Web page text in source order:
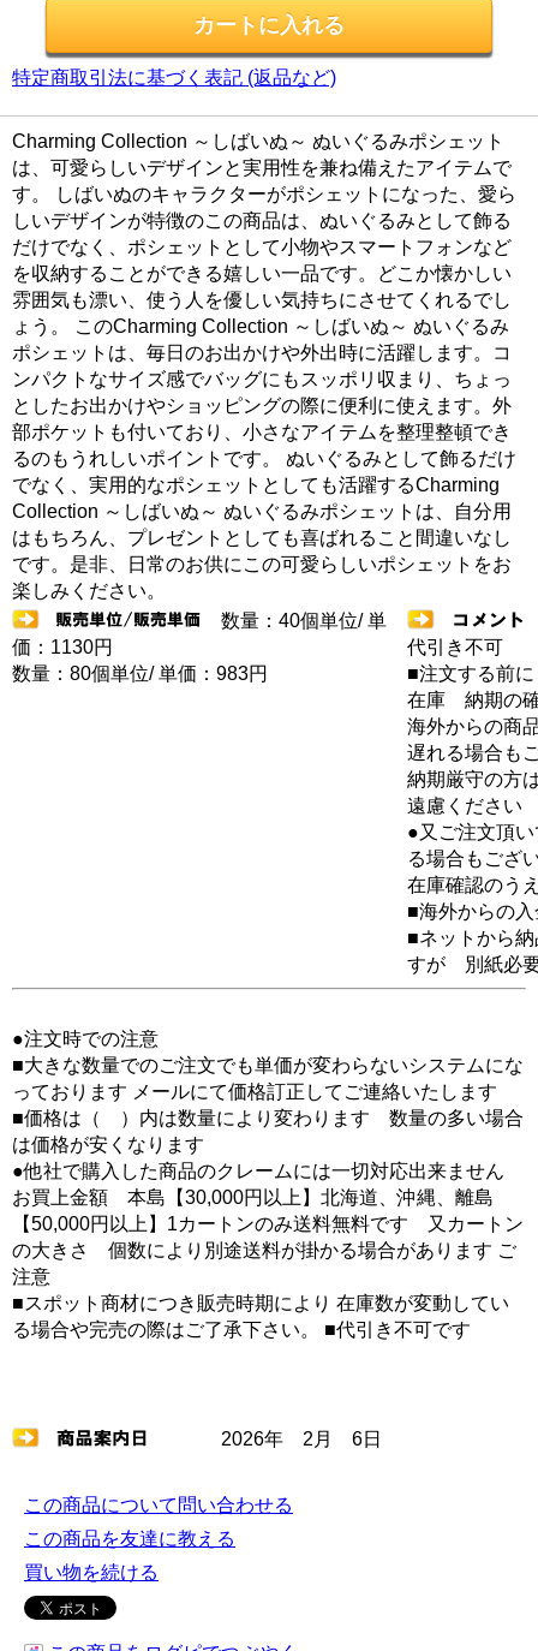
特定商取引法に基づく表記 (返品など)
Charming Collection ～しばいぬ～ ぬいぐるみポシェット
は、可愛らしいデザインと実用性を兼ね備えたアイテムで
す。 しばいぬのキャラクターがポシェットになった、愛ら
しいデザインが特徴のこの商品は、ぬいぐるみとして飾る
だけでなく、ポシェットとして小物やスマートフォンなど
を収納することができる嬉しい一品です。どこか懐かしい
雰囲気も漂い、使う人を優しい気持ちにさせてくれるでし
ょう。 このCharming Collection ～しばいぬ～ ぬいぐるみ
ポシェットは、毎日のお出かけや外出時に活躍します。コ
ンパクトなサイズ感でバッグにもスッポリ収まり、ちょっ
としたお出かけやショッピングの際に便利に使えます。外
部ポケットも付いており、小さなアイテムを整理整頓でき
るのもうれしいポイントです。 ぬいぐるみとして飾るだけ
でなく、実用的なポシェットとしても活躍するCharming
Collection ～しばいぬ～ ぬいぐるみポシェットは、自分用
はもちろん、プレゼントとしても喜ばれること間違いなし
です。是非、日常のお供にこの可愛らしいポシェットをお
楽しみください。
数量：40個単位/ 単
価：1130円
数量：80個単位/ 単価：983円
代引き不可
■注文する前に
在庫 納期の
海外からの商
遅れる場合も
納期厳守の方
遠慮ください
●又ご注文頂
る場合もござ
在庫確認のう
■海外からの
■ネットから
すが 別紙必
●注文時での注意
■大きな数量でのご注文でも単価が変わらないシステムにな
っております メールにて価格訂正してご連絡いたします
■価格は（ ）内は数量により変わります 数量の多い場合
は価格が安くなります
●他社で購入した商品のクレームには一切対応出来ません
お買上金額 本島【30,000円以上】北海道、沖縄、離島
【50,000円以上】1カートンのみ送料無料です 又カートン
の大きさ 個数により別途送料が掛かる場合があります ご
注意
■スポット商材につき販売時期により 在庫数が変動してい
る場合や完売の際はご了承下さい。 ■代引き不可です
2026年 2月 6日
この商品について問い合わせる
この商品を友達に教える
買い物を続ける